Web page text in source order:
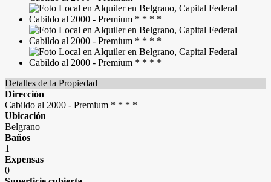
Detalles de la Propiedad
Dirección
Cabildo al 2000 - Premium * * * *
Ubicación
Belgrano
Baños
1
Expensas
0